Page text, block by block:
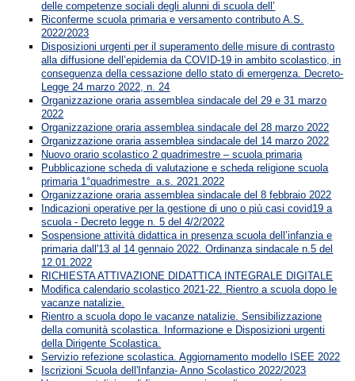
delle competenze sociali degli alunni di scuola dell’
Riconferme scuola primaria e versamento contributo A.S.
2022/2023
Disposizioni urgenti per il superamento delle misure di contrasto
alla diffusione dell’epidemia da COVID-19 in ambito scolastico, in
conseguenza della cessazione dello stato di emergenza. Decreto-
Legge 24 marzo 2022, n. 24
Organizzazione oraria assemblea sindacale del 29 e 31 marzo
2022
Organizzazione oraria assemblea sindacale del 28 marzo 2022
Organizzazione oraria assemblea sindacale del 14 marzo 2022
Nuovo orario scolastico 2 quadrimestre – scuola primaria
Pubblicazione scheda di valutazione e scheda religione scuola
primaria 1°quadrimestre a.s. 2021.2022
Organizzazione oraria assemblea sindacale del 8 febbraio 2022
Indicazioni operative per la gestione di uno o più casi covid19 a
scuola - Decreto legge n. 5 del 4/2/2022
Sospensione attività didattica in presenza scuola dell’infanzia e
primaria dall'13 al 14 gennaio 2022. Ordinanza sindacale n.5 del
12.01.2022
RICHIESTA ATTIVAZIONE DIDATTICA INTEGRALE DIGITALE
Modifica calendario scolastico 2021-22. Rientro a scuola dopo le
vacanze natalizie.
Rientro a scuola dopo le vacanze natalizie. Sensibilizzazione
della comunità scolastica. Informazione e Disposizioni urgenti
della Dirigente Scolastica.
Servizio refezione scolastica. Aggiornamento modello ISEE 2022
Iscrizioni Scuola dell'Infanzia- Anno Scolastico 2022/2023